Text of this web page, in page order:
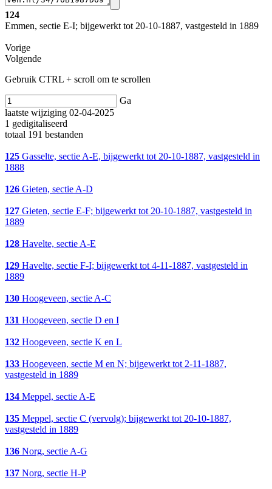
124
Emmen, sectie E-I; bijgewerkt tot 20-10-1887, vastgesteld in 1889
Vorige
Volgende
Gebruik CTRL + scroll om te scrollen
Ga
laatste wijziging 02-04-2025
1 gedigitaliseerd
totaal 191 bestanden
125 Gasselte, sectie A-E, bijgewerkt tot 20-10-1887, vastgesteld in
1888
126 Gieten, sectie A-D
127 Gieten, sectie E-F; bijgewerkt tot 20-10-1887, vastgesteld in
1889
128 Havelte, sectie A-E
129 Havelte, sectie F-I; bijgewerkt tot 4-11-1887, vastgesteld in
1889
130 Hoogeveen, sectie A-C
131 Hoogeveen, sectie D en I
132 Hoogeveen, sectie K en L
133 Hoogeveen, sectie M en N; bijgewerkt tot 2-11-1887,
vastgesteld in 1889
134 Meppel, sectie A-E
135 Meppel, sectie C (vervolg); bijgewerkt tot 20-10-1887,
vastgesteld in 1889
136 Norg, sectie A-G
137 Norg, sectie H-P